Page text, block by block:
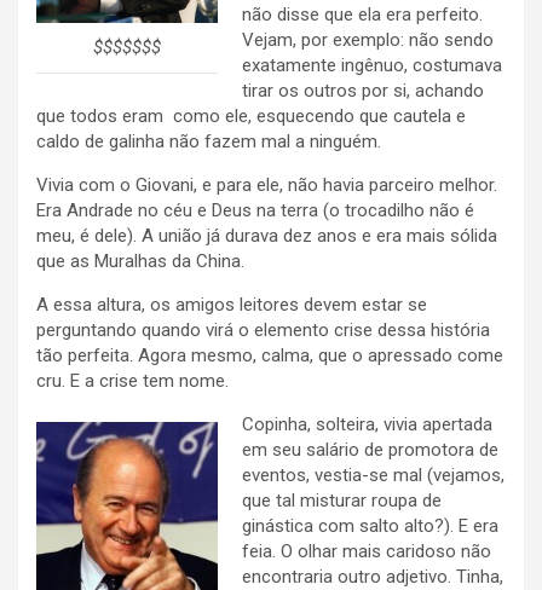
$$$$$$$
não disse que ela era perfeito.
Vejam, por exemplo: não sendo
exatamente ingênuo, costumava
tirar os outros por si, achando
que todos eram como ele, esquecendo que cautela e
caldo de galinha não fazem mal a ninguém.
Vivia com o Giovani, e para ele, não havia parceiro melhor.
Era Andrade no céu e Deus na terra (o trocadilho não é
meu, é dele). A união já durava dez anos e era mais sólida
que as Muralhas da China.
A essa altura, os amigos leitores devem estar se
perguntando quando virá o elemento crise dessa história
tão perfeita. Agora mesmo, calma, que o apressado come
cru. E a crise tem nome.
Copinha, solteira, vivia apertada
em seu salário de promotora de
eventos, vestia-se mal (vejamos,
que tal misturar roupa de
ginástica com salto alto?). E era
feia. O olhar mais caridoso não
encontraria outro adjetivo. Tinha,